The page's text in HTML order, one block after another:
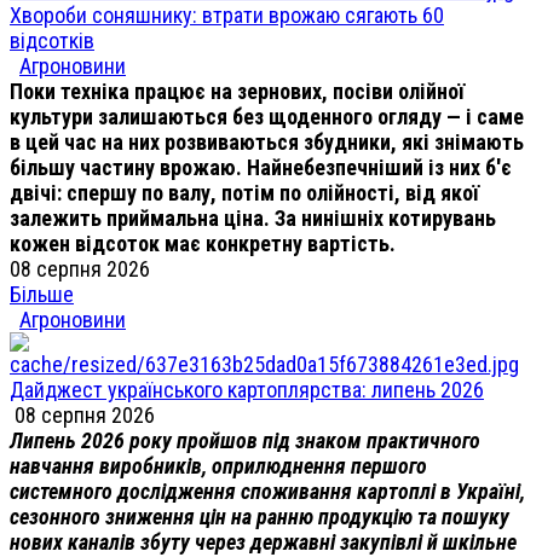
Хвороби соняшнику: втрати врожаю сягають 60
відсотків
Агроновини
Поки техніка працює на зернових, посіви олійної
культури залишаються без щоденного огляду — і саме
в цей час на них розвиваються збудники, які знімають
більшу частину врожаю. Найнебезпечніший із них б'є
двічі: спершу по валу, потім по олійності, від якої
залежить приймальна ціна. За нинішніх котирувань
кожен відсоток має конкретну вартість.
08 серпня 2026
Більше
Агроновини
Дайджест українського картоплярства: липень 2026
08 серпня 2026
Липень 2026 року пройшов під знаком практичного
навчання виробників, оприлюднення першого
системного дослідження споживання картоплі в Україні,
сезонного зниження цін на ранню продукцію та пошуку
нових каналів збуту через державні закупівлі й шкільне